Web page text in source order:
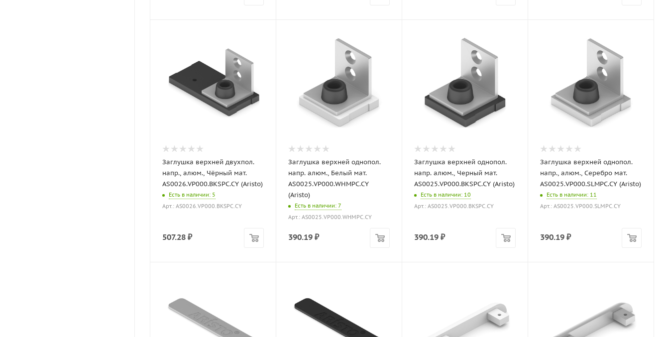
Заглушка верхней двухпол.
напр., алюм., Чёрный мат.
AS0026.VP000.BKSPC.CY (Aristo)
Есть в наличии: 5
Арт.: AS0026.VP000.BKSPC.CY
507.28 ₽
Заглушка верхней однопол.
напр. алюм., Белый мат.
AS0025.VP000.WHMPC.CY
(Aristo)
Есть в наличии: 7
Арт.: AS0025.VP000.WHMPC.CY
390.19 ₽
Заглушка верхней однопол.
напр. алюм., Черный мат.
AS0025.VP000.BKSPC.CY (Aristo)
Есть в наличии: 10
Арт.: AS0025.VP000.BKSPC.CY
390.19 ₽
Заглушка верхней однопол.
напр., алюм., Серебро мат.
AS0025.VP000.SLMPC.CY (Aristo)
Есть в наличии: 11
Арт.: AS0025.VP000.SLMPC.CY
390.19 ₽